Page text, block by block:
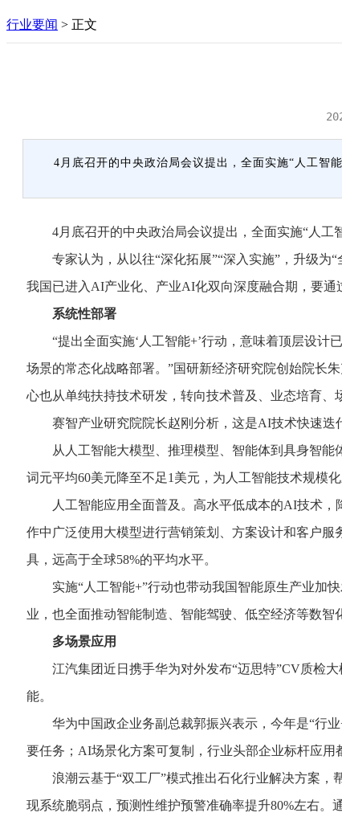
行业要闻 > 正文
4月底召开的中央政治局会议提出，全面实施“人工智
4月底召开的中央政治局会议提出，全面实施“人工
专家认为，从以往“深化拓展”“深入实施”，升级为“
我国已进入AI产业化、产业AI化双向深度融合期，要通
系统性部署
“提出全面实施‘人工智能+’行动，意味着顶层设计
场景的常态化战略部署。”国研新经济研究院创始院长
心也从单纯扶持技术研发，转向技术普及、业态培育
赛智产业研究院院长赵刚分析，这是AI技术快速迭代
从人工智能大模型、推理模型、智能体到具身智能
词元平均60美元降至不足1美元，为人工智能技术规模化
人工智能应用全面普及。高水平低成本的AI技术，
作中广泛使用大模型进行营销策划、方案设计和客户
具，远高于全球58%的平均水平。
实施“人工智能+”行动也带动我国智能原生产业加快
业，也全面推动智能制造、智能驾驶、低空经济等数
多场景应用
江汽集团近日携手华为对外发布“迈思特”CV质检大
能。
华为中国政企业务副总裁郭振兴表示，今年是“行业
要任务；AI场景化方案可复制，行业头部企业标杆应用
浪潮云基于“双工厂”模式推出石化行业解决方案，
现系统脆弱点，预测性维护预警准确率提升80%左右